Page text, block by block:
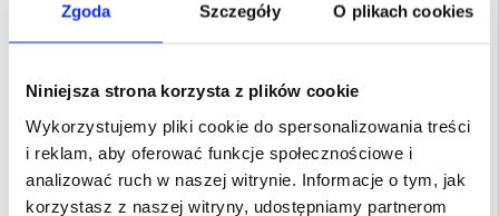
Zgoda Szczegóły O plikach cookies
Niniejsza strona korzysta z plików cookie
Wykorzystujemy pliki cookie do spersonalizowania treści
i reklam, aby oferować funkcje społecznościowe i
analizować ruch w naszej witrynie. Informacje o tym, jak
korzystasz z naszej witryny, udostępniamy partnerom
- Precyzyjne wycięcia gwarantują łatwy dostęp do wszystkich niezbędnych
- Etui do telefonu Asus ROG Phone 9 Pro wykonane z TPU, zachowuje
EAN: 5714122502629
Powiązane kategorie:
Akcesoria do telefonów , Etui & Akcesoria Asus ,
ROG Phone 9 Pro Etui & Akcesoria